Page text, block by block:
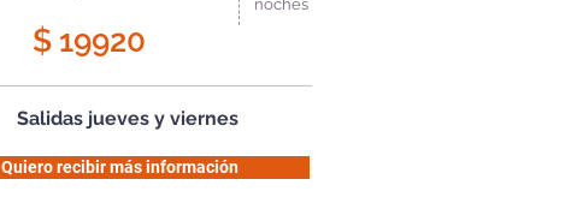
$ 19920
noches
Salidas jueves y viernes
Quiero recibir más información